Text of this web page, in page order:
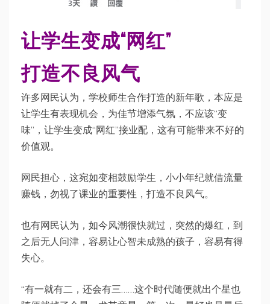
让学生变成“网红”
打造不良风气
许多网民认为，学校师生合作打造的新年歌，本应是
让学生有表现机会，为佳节增添气氛，不应该“变
味”，让学生变成“网红”接业配，这有可能带来不好的
价值观。
网民担心，这宛如变相鼓励学生，小小年纪就借流量
赚钱，勿视了课业的重要性，打造不良风气。
也有网民认为，如今风潮很快就过，突然的爆红，到
之后无人问津，容易让心智未成熟的孩子，容易有得
失心。
“有一就有二，还会有三……这个时代随便就出个星也